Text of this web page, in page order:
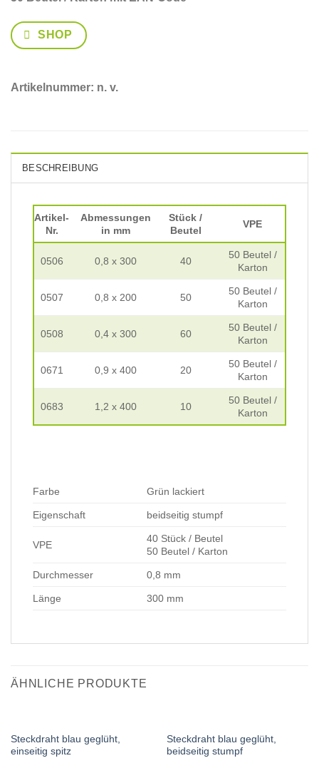
SHOP
Artikelnummer: n. v.
BESCHREIBUNG
Artikel-
Nr.
Abmessungen
in mm
Stück /
Beutel
VPE
0506 0,8 x 300 40
50 Beutel /
Karton
0507 0,8 x 200 50
50 Beutel /
Karton
0508 0,4 x 300 60
50 Beutel /
Karton
0671 0,9 x 400 20
50 Beutel /
Karton
0683 1,2 x 400 10
50 Beutel /
Karton
Farbe Grün lackiert
Eigenschaft beidseitig stumpf
VPE
40 Stück / Beutel
50 Beutel / Karton
Durchmesser 0,8 mm
Länge 300 mm
ÄHNLICHE PRODUKTE
Steckdraht blau geglüht,
einseitig spitz
Steckdraht blau geglüht,
beidseitig stumpf